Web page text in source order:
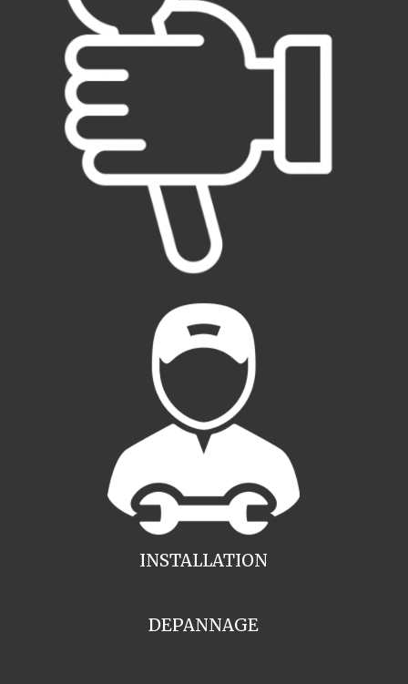
INSTALLATION
DEPANNAGE